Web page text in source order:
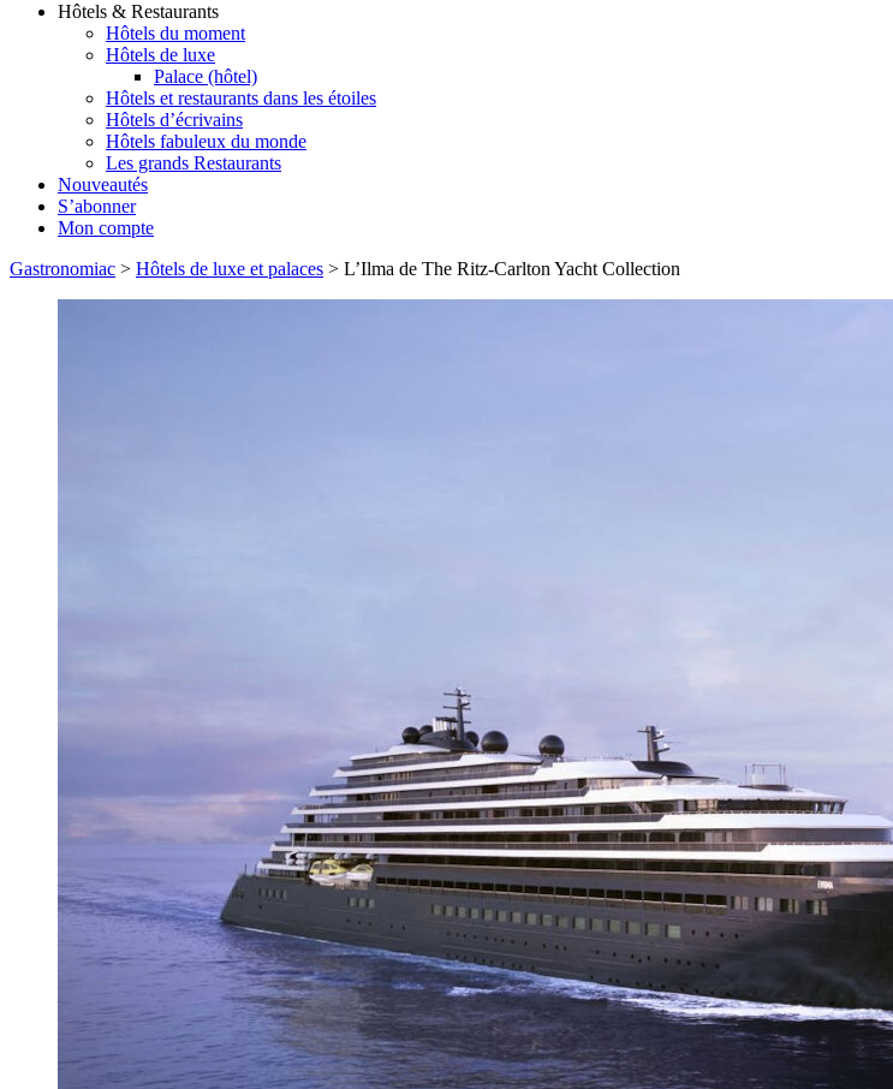
Hôtels & Restaurants
Hôtels du moment
Hôtels de luxe
Palace (hôtel)
Hôtels et restaurants dans les étoiles
Hôtels d’écrivains
Hôtels fabuleux du monde
Les grands Restaurants
Nouveautés
S’abonner
Mon compte
Gastronomiac > Hôtels de luxe et palaces > L’Ilma de The Ritz-Carlton Yacht Collection